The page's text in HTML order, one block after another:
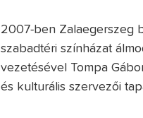
2007-ben Zalaegerszeg
szabadtéri színházat
vezetésével Tompa
és kulturális szervezői